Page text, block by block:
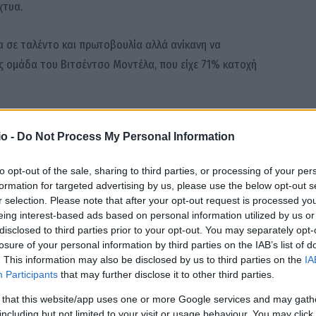
- Do Not Process My Personal Information
opt-out of the sale, sharing to third parties, or processing of your
for targeted advertising by us, please use the below opt-out
selection. Please note that after your opt-out request is processed
interest-based ads based on personal information utilized by us
to third parties prior to your opt-out. You may separately
of your personal information by third parties on the IAB’s list of
This information may also be disclosed by us to third parties on the
Participants that may further disclose it to other third parties.
that this website/app uses one or more Google services and may
ταλέντο και πρωτοβουλία αλλά ανίκανη να
ομάδα του Βιτσέντσο Μοντέλα, που είχε 71% κατοχή
στον όμιλο πίσω από τις ΗΠΑ μετά τη νίκη τους με
Μπουργκές, Ιταλιάνο (Γκέρια 74′), Ο’Νιλ, Όκον-
(Βελούπιλεϊ61′) , Μέτκαλφ, Τουρέ (Γένγκι 74′)